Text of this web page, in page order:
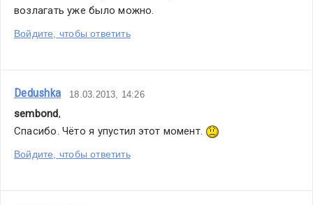
возлагать уже было можно.
Войдите, чтобы ответить
Dedushka 18.03.2013, 14:26
sembond,
Спасибо. Чёто я упустил этот момент.
Войдите, чтобы ответить